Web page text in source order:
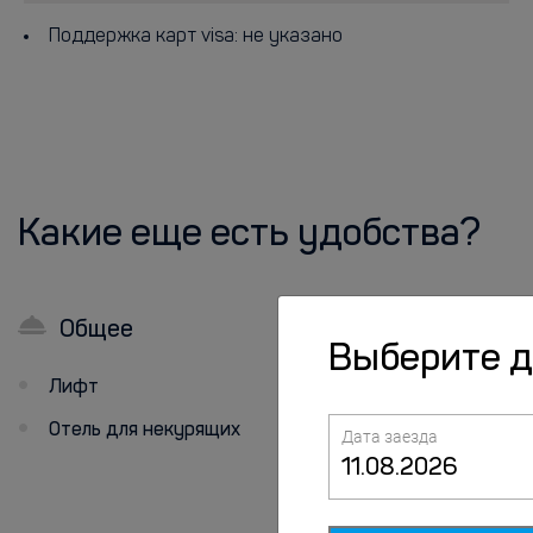
Поддержка карт visa: не указано
Какие еще есть удобства?
Общее
Лифт
Отель для некурящих
некурящих
Холодильник
Телевизор
Выберите
Дата заезда